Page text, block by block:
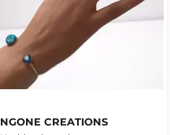
NGONE CREATIONS